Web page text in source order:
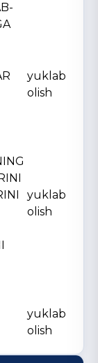
yuklab
olish
yuklab
olish
yuklab
olish